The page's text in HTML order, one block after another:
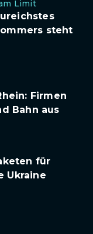
Limit
steht
Firmen
Bahn aus
für
Ukraine